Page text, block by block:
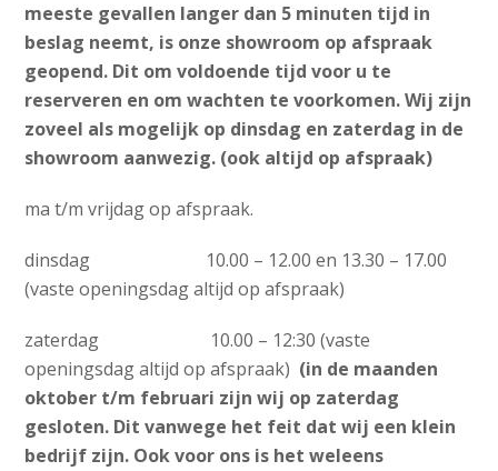
meeste gevallen langer dan 5 minuten tijd in
beslag neemt, is onze showroom op afspraak
geopend. Dit om voldoende tijd voor u te
reserveren en om wachten te voorkomen. Wij zijn
zoveel als mogelijk op dinsdag en zaterdag in de
showroom aanwezig. (ook altijd op afspraak)
ma t/m vrijdag op afspraak.
dinsdag 10.00 – 12.00 en 13.30 – 17.00
(vaste openingsdag altijd op afspraak)
zaterdag 10.00 – 12:30 (vaste
openingsdag altijd op afspraak) (in de maanden
oktober t/m februari zijn wij op zaterdag
gesloten. Dit vanwege het feit dat wij een klein
bedrijf zijn. Ook voor ons is het weleens